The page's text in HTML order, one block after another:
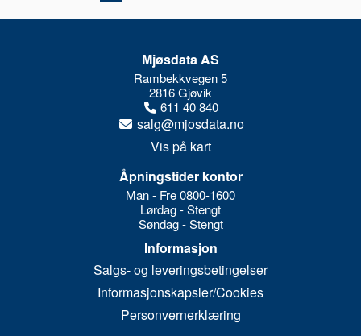
Mjøsdata AS
Rambekkvegen 5
2816 Gjøvik
611 40 840
salg@mjosdata.no
Vis på kart
Åpningstider kontor
Man - Fre 0800-1600
Lørdag - Stengt
Søndag - Stengt
Informasjon
Salgs- og leveringsbetingelser
Informasjonskapsler/Cookies
Personvernerklæring